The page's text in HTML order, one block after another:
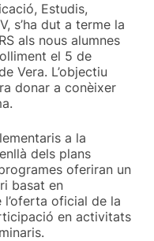
Estudis,
s’ha dut a terme la
als nous alumnes
el 5 de
Vera. L’objectiu
donar a conèixer
a la
dels plans
oferiran un
basat en
oficial de la
en activitats